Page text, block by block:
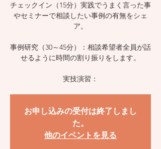
チェックイン（15分）実践でうまく言った事
やセミナーで相談したい事例の有無をシェ
ア。
事例研究（30～45分）：相談希望者全員が話
せるように時間の割り振りをします。
お申し込みの受付は終了しまし
た。
他のイベントを見る